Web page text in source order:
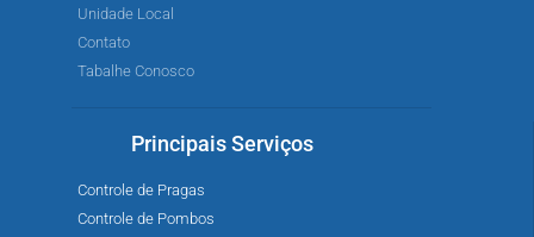
Unidade Local
Contato
Tabalhe Conosco
Principais Serviços
Controle de Pragas
Controle de Pombos